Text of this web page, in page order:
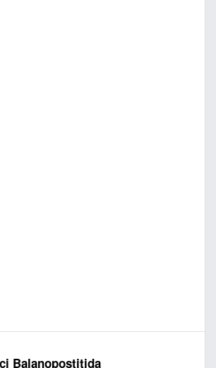
Balanopostitida